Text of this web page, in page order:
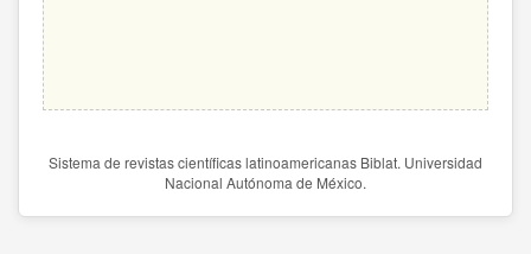
Sistema de revistas científicas latinoamericanas Biblat. Universidad
Nacional Autónoma de México.